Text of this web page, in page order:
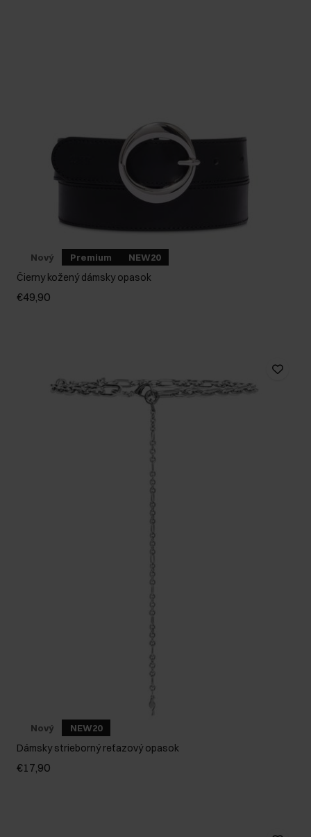
Nový Premium NEW20
Čierny kožený dámsky opasok
€49,90
Nový NEW20
Dámsky strieborný reťazový opasok
€17,90